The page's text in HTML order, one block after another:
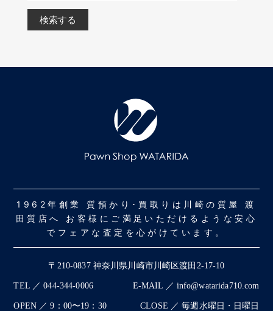
1962年創業 質預かり･買取りは川崎の質屋 渡
田質店へ お客様にご満足いただけるような安心
でフェアな査定を心がけています。
〒210-0837 神奈川県川崎市川崎区渡田2-17-10
TEL ／ 044-344-0006 E-MAIL ／ info@watarida710.com
OPEN ／ 9：00〜19：30 CLOSE ／ 毎週水曜日・日曜日